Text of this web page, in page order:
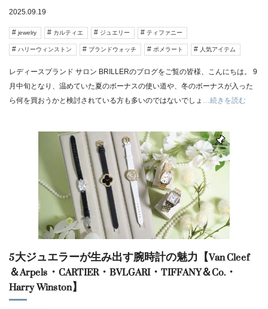
2025.09.19
jewelry カルティエ ジュエリー ティファニー
ハリーウィンストン ブランドウォッチ ポメラート 人気アイテム
レディースブランド サロン BRILLERのブログをご覧の皆様、こんにちは。 9
月中旬となり、温めていた夏のボーナスの使い道や、冬のボーナスが入った
ら何を買おうかと検討されている方も多いのではないでしょ …続きを読む
5大ジュエラーが生み出す腕時計の魅力【Van Cleef
＆Arpels・CARTIER・BVLGARI・TIFFANY＆Co.・
Harry Winston】